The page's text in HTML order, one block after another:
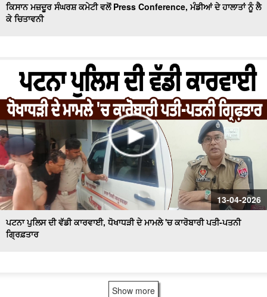
ਕਿਸਾਨ ਮਜ਼ਦੂਰ ਸੰਘਰਸ਼ ਕਮੇਟੀ ਵਲੋਂ Press Conference, ਮੰਡੀਆਂ ਦੇ ਹਾਲਾਤਾਂ ਨੂੰ ਲੈ
ਕੇ ਚਿਤਾਵਨੀ
13-04-2026
ਪਟਨਾ ਪੁਲਿਸ ਦੀ ਵੱਡੀ ਕਾਰਵਾਈ, ਧੋਖਾਧੜੀ ਦੇ ਮਾਮਲੇ 'ਚ ਕਾਰੋਬਾਰੀ ਪਤੀ-ਪਤਨੀ
ਗ੍ਰਿਫ਼ਤਾਰ
Show more